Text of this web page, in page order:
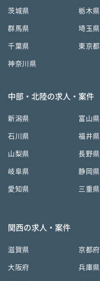
茨城県 栃木県
群馬県 埼玉県
千葉県 東京都
神奈川県
中部・北陸の求人・案件
新潟県 富山県
石川県 福井県
山梨県 長野県
岐阜県 静岡県
愛知県 三重県
関西の求人・案件
滋賀県 京都府
大阪府 兵庫県